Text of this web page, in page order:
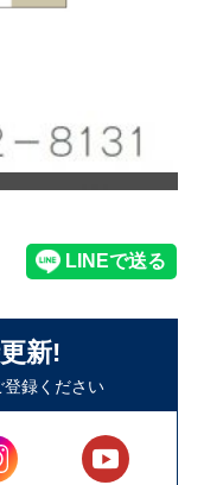
新!
録ください